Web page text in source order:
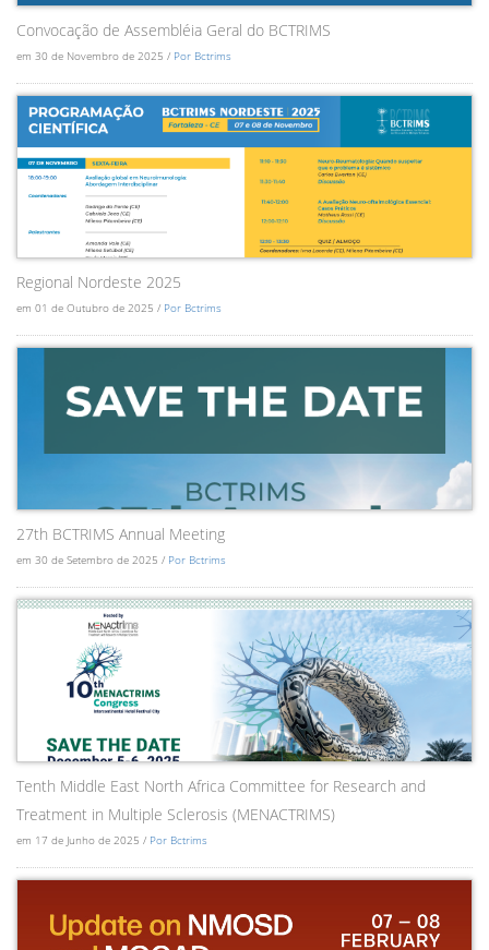
Convocação de Assembléia Geral do BCTRIMS
em 30 de Novembro de 2025 / Por Bctrims
Regional Nordeste 2025
em 01 de Outubro de 2025 / Por Bctrims
27th BCTRIMS Annual Meeting
em 30 de Setembro de 2025 / Por Bctrims
Tenth Middle East North Africa Committee for Research and
Treatment in Multiple Sclerosis (MENACTRIMS)
em 17 de Junho de 2025 / Por Bctrims